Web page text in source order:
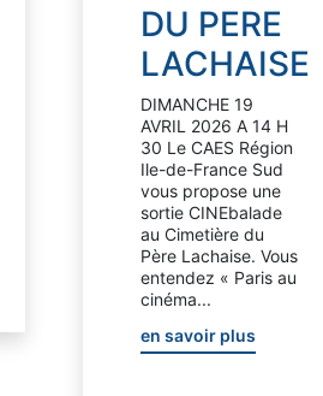
DU PERE
LACHAISE
DIMANCHE 19
AVRIL 2026 A 14 H
30 Le CAES Région
Ile-de-France Sud
vous propose une
sortie CINEbalade
au Cimetière du
Père Lachaise. Vous
entendez « Paris au
cinéma...
en savoir plus